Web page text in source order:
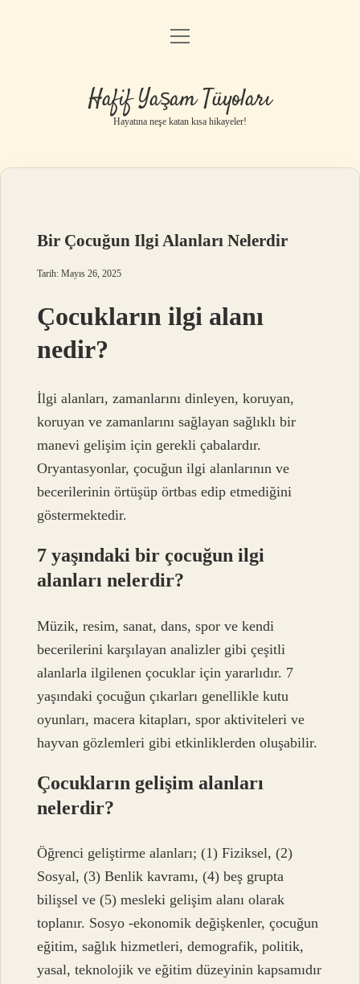
Anasayfa
Yasal Uyarı
menüyü
Hafif Yaşam Tüyoları
Hayatına neşe katan kısa hikayeler!
Bir Çocuğun Ilgi Alanları Nelerdir
Tarih: Mayıs 26, 2025
Çocukların ilgi alanı
nedir?
İlgi alanları, zamanlarını dinleyen, koruyan,
koruyan ve zamanlarını sağlayan sağlıklı bir
manevi gelişim için gerekli çabalardır.
Oryantasyonlar, çocuğun ilgi alanlarının ve
becerilerinin örtüşüp örtbas edip etmediğini
göstermektedir.
7 yaşındaki bir çocuğun ilgi
alanları nelerdir?
Müzik, resim, sanat, dans, spor ve kendi
becerilerini karşılayan analizler gibi çeşitli
alanlarla ilgilenen çocuklar için yararlıdır. 7
yaşındaki çocuğun çıkarları genellikle kutu
oyunları, macera kitapları, spor aktiviteleri ve
hayvan gözlemleri gibi etkinliklerden oluşabilir.
Çocukların gelişim alanları
nelerdir?
Öğrenci geliştirme alanları; (1) Fiziksel, (2)
Sosyal, (3) Benlik kavramı, (4) beş grupta
bilişsel ve (5) mesleki gelişim alanı olarak
toplanır. Sosyo -ekonomik değişkenler, çocuğun
eğitim, sağlık hizmetleri, demografik, politik,
yasal, teknolojik ve eğitim düzeyinin kapsamıdır